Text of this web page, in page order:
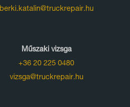
berki.katalin@truckrepair.hu
Műszaki vizsga
+36 20 225 0480
vizsga@truckrepair.hu